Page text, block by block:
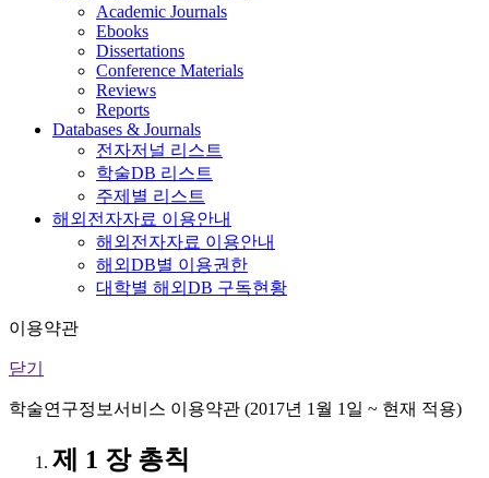
Academic Journals
Ebooks
Dissertations
Conference Materials
Reviews
Reports
Databases & Journals
전자저널 리스트
학술DB 리스트
주제별 리스트
해외전자자료 이용안내
해외전자자료 이용안내
해외DB별 이용권한
대학별 해외DB 구독현황
이용약관
닫기
학술연구정보서비스 이용약관 (2017년 1월 1일 ~ 현재 적용)
제 1 장 총칙